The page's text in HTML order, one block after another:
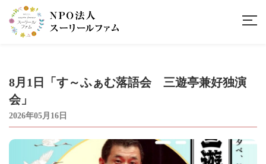
8月1日「す～ふぁむ落語会 三遊亭兼好独演
会」
2026年05月16日